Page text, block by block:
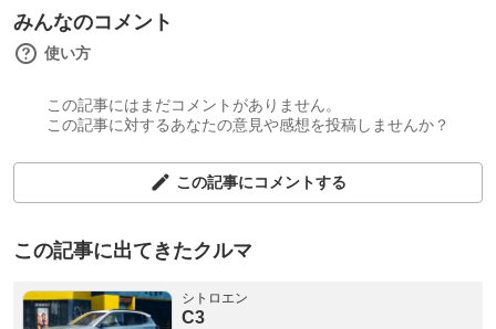
みんなのコメント
使い方
この記事にはまだコメントがありません。
この記事に対するあなたの意見や感想を投稿しませんか？
この記事にコメントする
この記事に出てきたクルマ
シトロエン
C3